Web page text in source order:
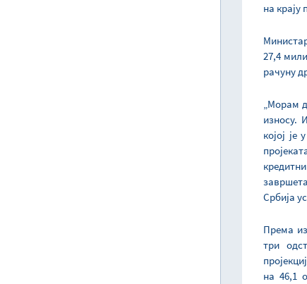
на крају
27,4
рачуну
„Морам
износу.
којој
Србија
Према
три
на 46,1